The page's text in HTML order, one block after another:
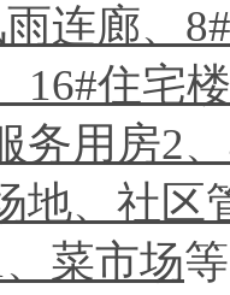
连廊、
16#住宅楼
务用房2
地、社区
菜市场